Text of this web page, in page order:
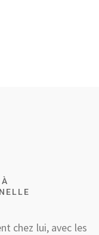
chez lui, avec les